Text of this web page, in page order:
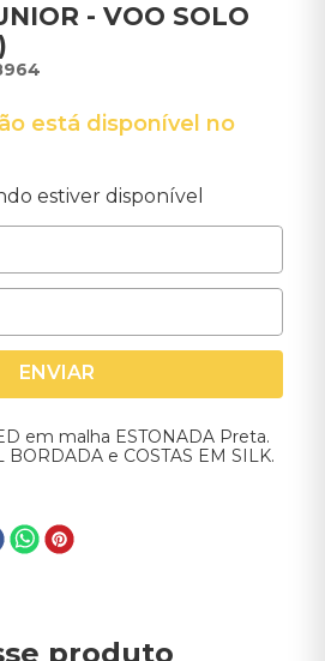
- VOO SOLO
está disponível no
estiver disponível
ENVIAR
em malha ESTONADA Preta.
BORDADA e COSTAS EM SILK.
produto